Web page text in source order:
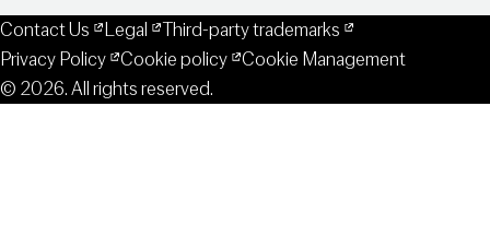
Contact Us Legal
Third-party trademarks
Privacy Policy
Cookie policy
Cookie Management
© 2026. All rights reserved.